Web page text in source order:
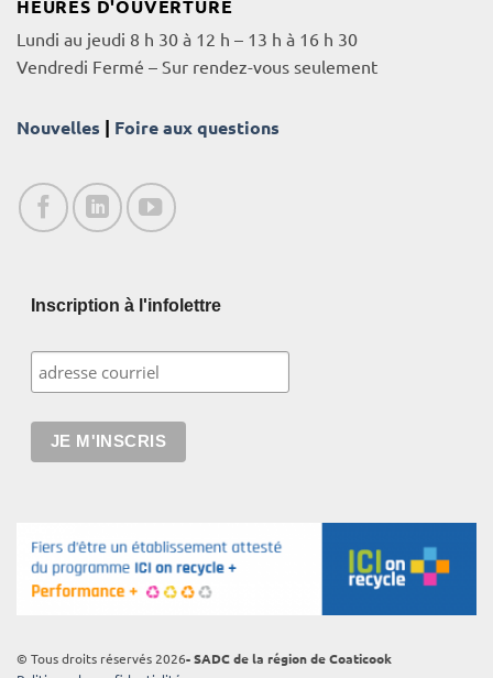
HEURES D'OUVERTURE
Lundi au jeudi 8 h 30 à 12 h – 13 h à 16 h 30
Vendredi Fermé – Sur rendez-vous seulement
Nouvelles | Foire aux questions
Inscription à l'infolettre
© Tous droits réservés 2026- SADC de la région de Coaticook